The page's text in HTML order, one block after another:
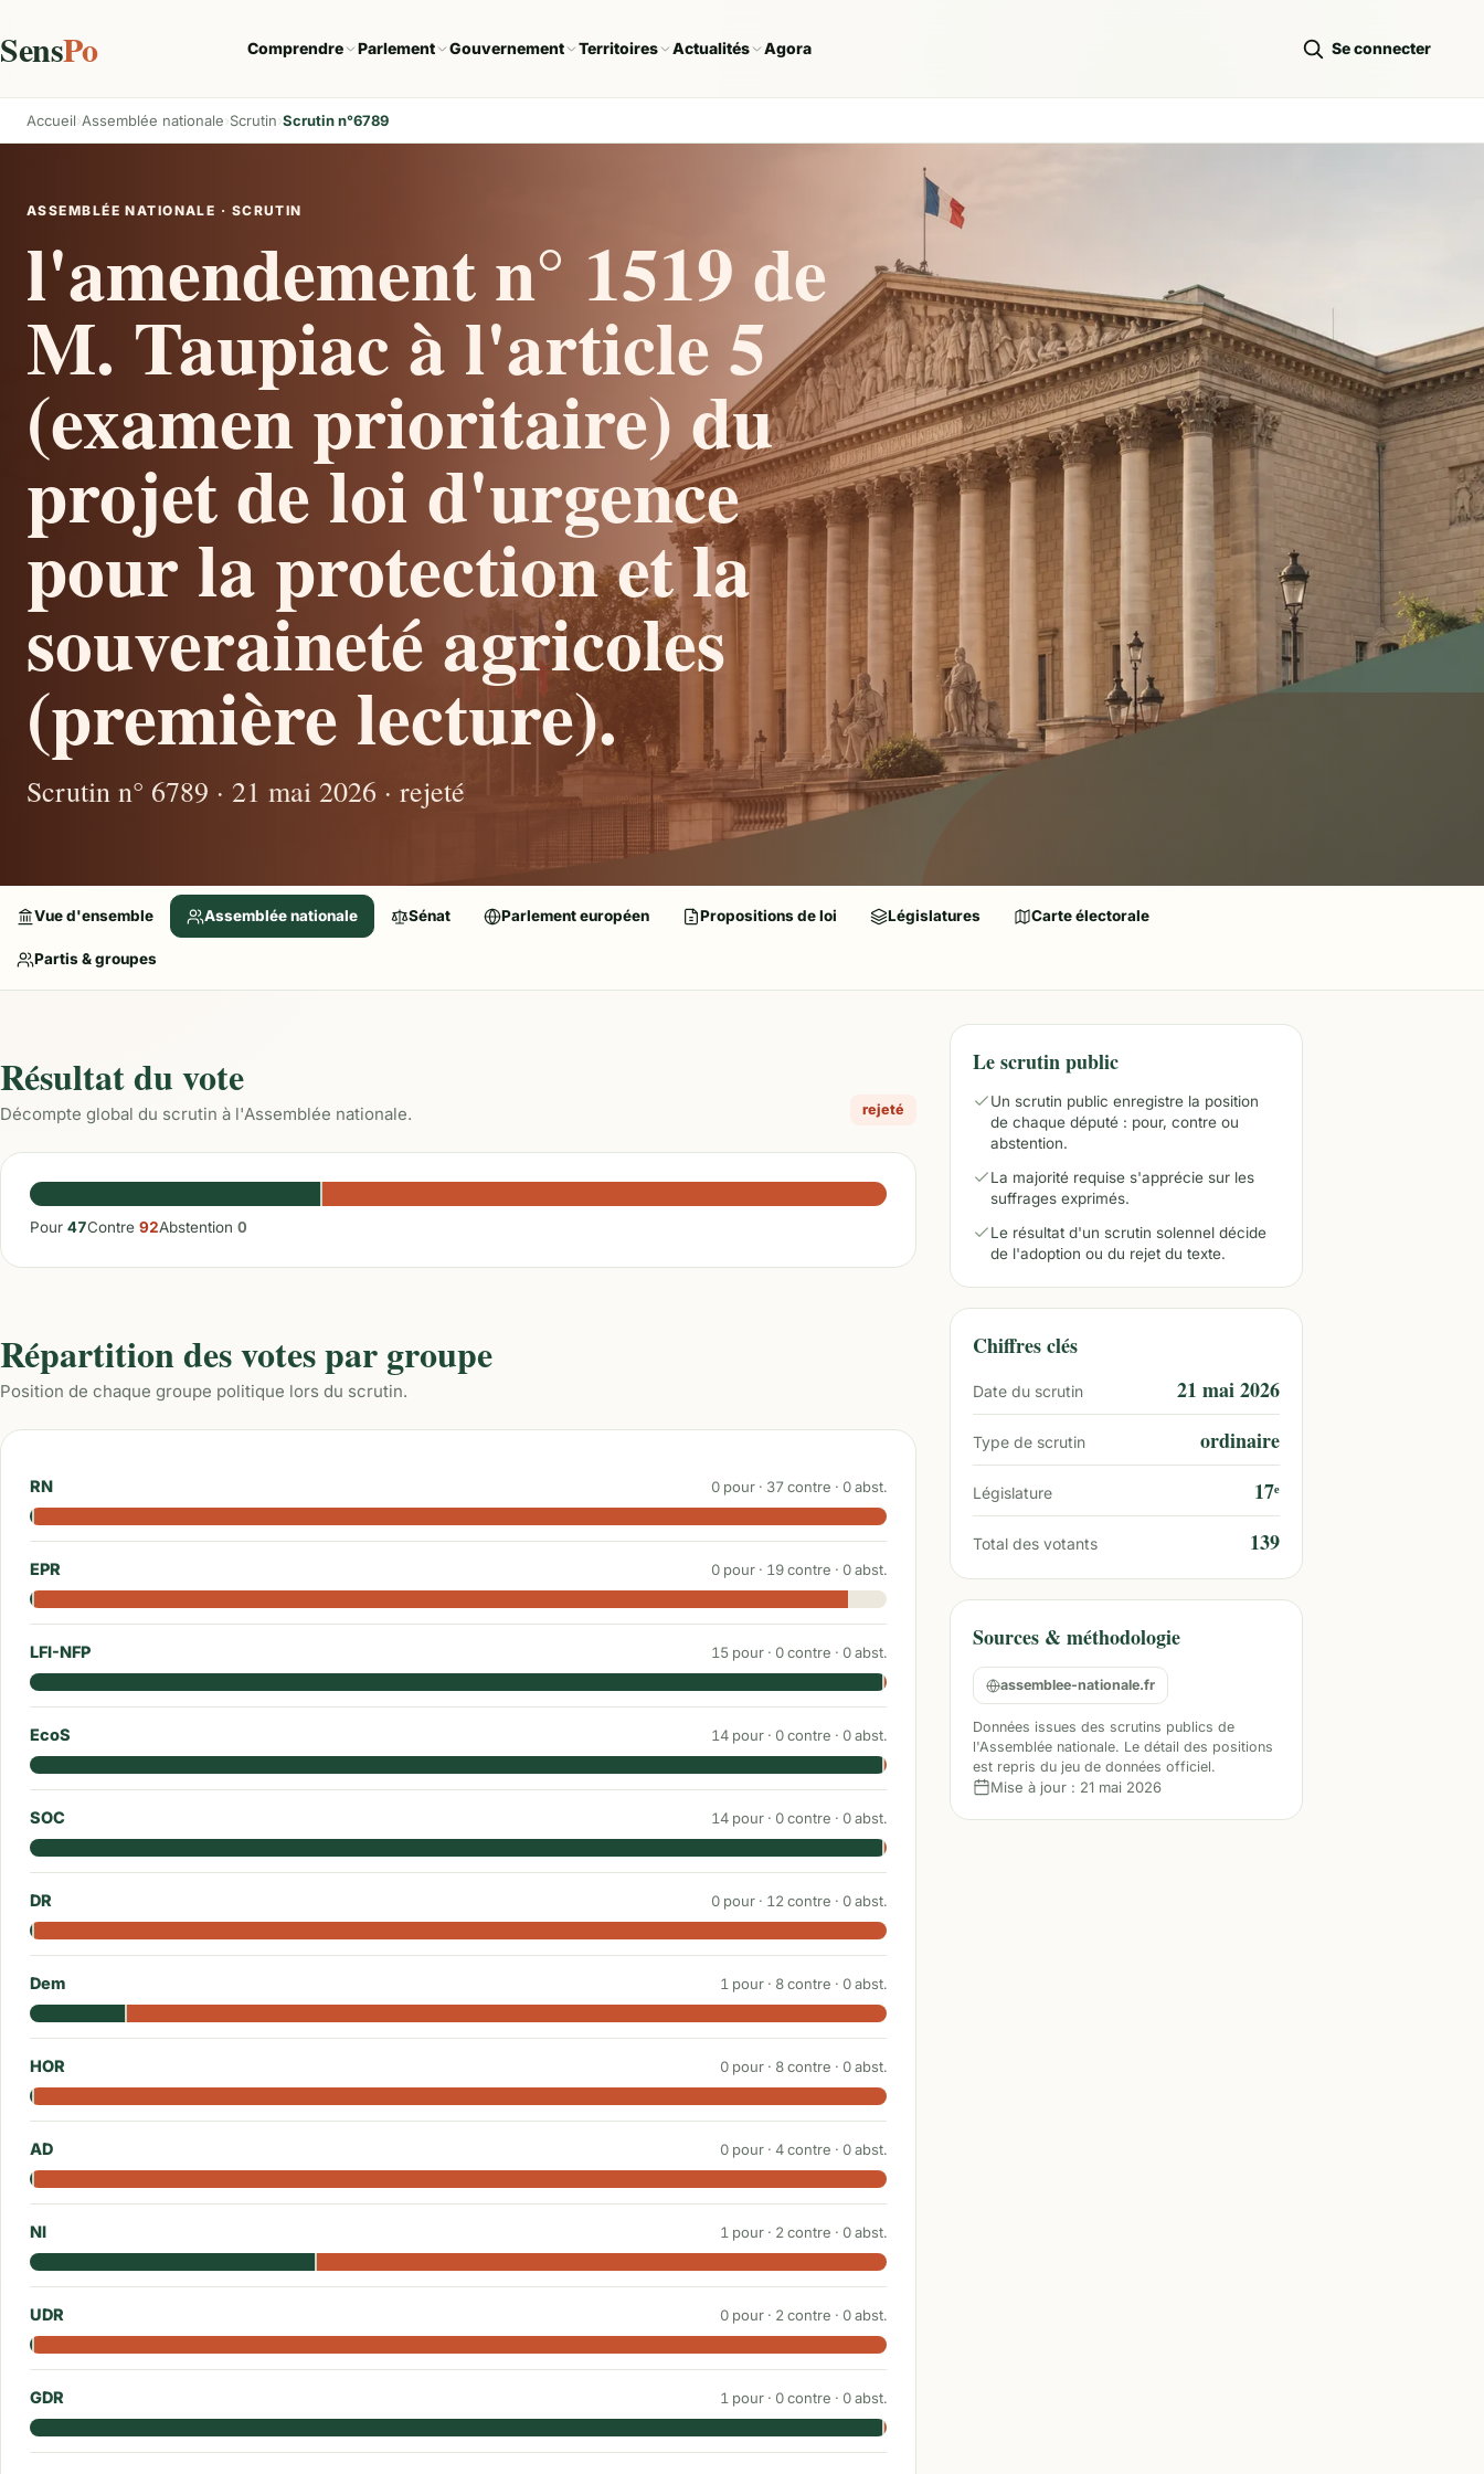
SensPo Comprendre Parlement Gouvernement Territoires Actualités Agora Se connecter
Accueil Assemblée nationale Scrutin Scrutin n°6789
ASSEMBLÉE NATIONALE · SCRUTIN
l'amendement n° 1519 de
M. Taupiac à l'article 5
(examen prioritaire) du
projet de loi d'urgence
pour la protection et la
souveraineté agricoles
(première lecture).
Scrutin n° 6789 · 21 mai 2026 · rejeté
Vue d'ensemble Assemblée nationale Sénat Parlement européen Propositions de loi Législatures Carte électorale
Partis & groupes
Résultat du vote
Décompte global du scrutin à l'Assemblée nationale. rejeté
Pour 47Contre 92Abstention 0
Répartition des votes par groupe
Position de chaque groupe politique lors du scrutin.
RN 0 pour · 37contre · 0abst.
EPR 0 pour · 19contre · 0abst.
LFI-NFP 15 pour · 0contre · 0abst.
EcoS 14 pour · 0contre · 0abst.
SOC 14 pour · 0contre · 0abst.
DR 0 pour · 12 contre · 0abst.
Dem 1 pour · 8contre · 0abst.
HOR 0 pour · 8contre · 0abst.
AD 0 pour · 4contre · 0abst.
NI 1 pour · 2 contre · 0abst.
UDR 0 pour · 2 contre · 0abst.
GDR 1 pour · 0contre · 0abst.
Le scrutin public
Un scrutin public enregistre la position
de chaque député : pour, contre ou
abstention.
La majorité requise s'apprécie sur les
suffrages exprimés.
Le résultat d'un scrutin solennel décide
de l'adoption ou du rejet du texte.
Chiffres clés
Date du scrutin 21 mai 2026
Type de scrutin ordinaire
Législature 17ᵉ
Total des votants 139
Sources & méthodologie
assemblee-nationale.fr
Données issues des scrutins publics de
l'Assemblée nationale. Le détail des positions
est repris du jeu de données officiel.
Mise à jour : 21 mai 2026